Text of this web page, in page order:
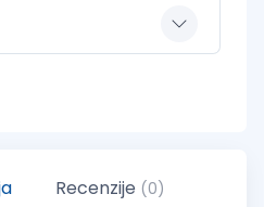
Recenzije (0)